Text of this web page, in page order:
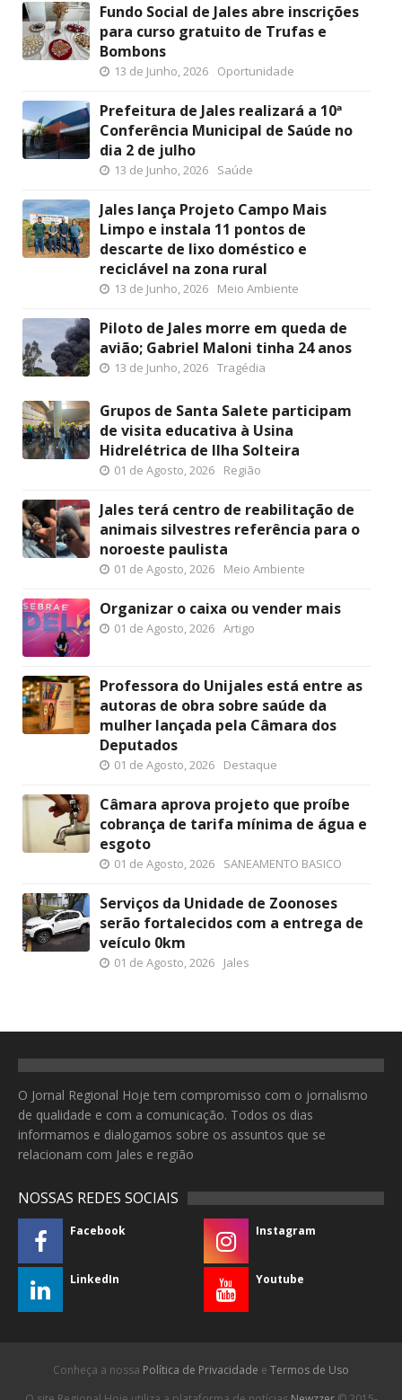
Fundo Social de Jales abre inscrições
para curso gratuito de Trufas e
Bombons
13 de Junho, 2026 Oportunidade
Prefeitura de Jales realizará a 10ª
Conferência Municipal de Saúde no
dia 2 de julho
13 de Junho, 2026 Saúde
Jales lança Projeto Campo Mais
Limpo e instala 11 pontos de
descarte de lixo doméstico e
reciclável na zona rural
13 de Junho, 2026 Meio Ambiente
Piloto de Jales morre em queda de
avião; Gabriel Maloni tinha 24 anos
13 de Junho, 2026 Tragédia
Grupos de Santa Salete participam
de visita educativa à Usina
Hidrelétrica de Ilha Solteira
01 de Agosto, 2026 Região
Jales terá centro de reabilitação de
animais silvestres referência para o
noroeste paulista
01 de Agosto, 2026 Meio Ambiente
Organizar o caixa ou vender mais
01 de Agosto, 2026 Artigo
Professora do Unijales está entre as
autoras de obra sobre saúde da
mulher lançada pela Câmara dos
Deputados
01 de Agosto, 2026 Destaque
Câmara aprova projeto que proíbe
cobrança de tarifa mínima de água e
esgoto
01 de Agosto, 2026 SANEAMENTO BASICO
Serviços da Unidade de Zoonoses
serão fortalecidos com a entrega de
veículo 0km
01 de Agosto, 2026 Jales
O Jornal Regional Hoje tem compromisso com o jornalismo
de qualidade e com a comunicação. Todos os dias
informamos e dialogamos sobre os assuntos que se
relacionam com Jales e região
NOSSAS REDES SOCIAIS
Facebook Instagram
LinkedIn Youtube
Conheça a nossa Política de Privacidade e Termos de Uso